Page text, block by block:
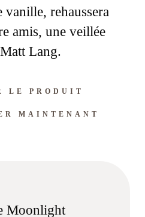
vanille, rehaussera
amis, une veillée
Lang.
LE PRODUIT
MAINTENANT